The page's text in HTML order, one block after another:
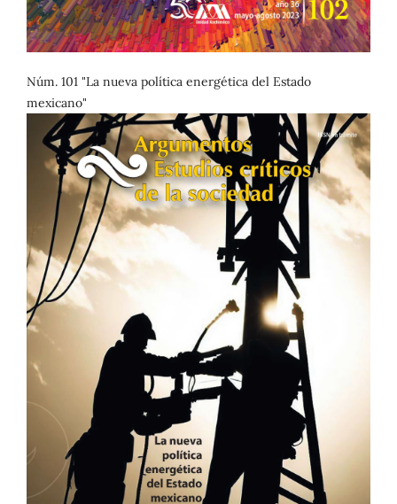
Núm. 101 "La nueva política energética del Estado
mexicano"